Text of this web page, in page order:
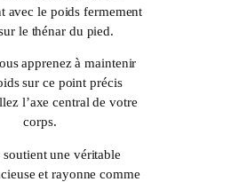
avec le poids fermement
le thénar du pied.
apprenez à maintenir
sur ce point précis
l’axe central de votre
corps.
soutient une véritable
et rayonne comme